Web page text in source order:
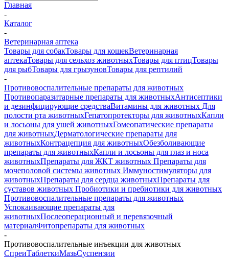
Главная
-
Каталог
-
Ветеринарная аптека
Товары для собакТовары для кошекВетеринарная
аптекаТовары для сельхоз животныхТовары для птицТовары
для рыбТовары для грызуновТовары для рептилий
-
Противовоспалительные препараты для животных
Противопаразитарные препараты для животныхАнтисептики
и дезинфицирующие средстваВитамины для животных Для
полости рта животныхГепатопротекторы для животныхКапли
и лосьоны для ушей животныхГомеопатические препараты
для животныхДерматологические препараты для
животныхКонтрацепция для животныхОбезболивающие
препараты для животныхКапли и лосьоны для глаз и носа
животныхПрепараты для ЖКТ животных Препараты для
мочеполовой системы животных Иммуностимуляторы для
животныхПрепараты для сердца животныхПрепараты для
суставов животных Пробиотики и пребиотики для животных
Противовоспалительные препараты для животных
Успокаивающие препараты для
животныхПослеоперационный и перевязочный
материалФитопрепараты для животных
-
Противовоспалительные инъекции для животных
СпреиТаблеткиМазьСуспензии